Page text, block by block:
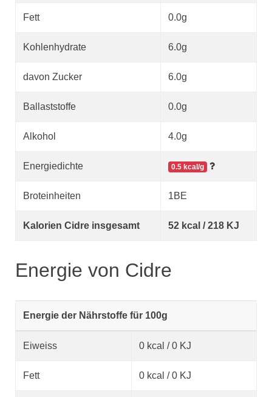
Fett 0.0g
Kohlenhydrate 6.0g
davon Zucker 6.0g
Ballaststoffe 0.0g
Alkohol 4.0g
Energiedichte 0.5 kcal/g
Broteinheiten 1BE
Kalorien Cidre insgesamt 52 kcal / 218 KJ
Energie von Cidre
Energie der Nährstoffe für 100g
Eiweiss 0 kcal / 0 KJ
Fett 0 kcal / 0 KJ